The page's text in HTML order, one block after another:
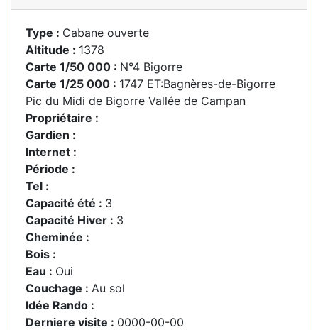
Type : Cabane ouverte
Altitude : 1378
Carte 1/50 000 : N°4 Bigorre
Carte 1/25 000 : 1747 ET:Bagnères-de-Bigorre
Pic du Midi de Bigorre Vallée de Campan
Propriétaire :
Gardien :
Internet :
Période :
Tel :
Capacité été : 3
Capacité Hiver : 3
Cheminée :
Bois :
Eau : Oui
Couchage : Au sol
Idée Rando :
Derniere visite : 0000-00-00